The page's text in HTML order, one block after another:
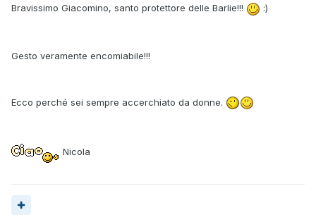
Bravissimo Giacomino, santo protettore delle Barlie!!! :)
Gesto veramente encomiabile!!!
Ecco perché sei sempre accerchiato da donne.
Nicola